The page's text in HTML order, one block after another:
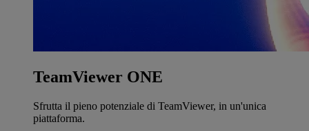
TeamViewer ONE
Sfrutta il pieno potenziale di TeamViewer, in un'unica
piattaforma.